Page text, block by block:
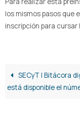
los mismos pasos que
inscripción para cursar
SECyT | Bitácora
está disponible el